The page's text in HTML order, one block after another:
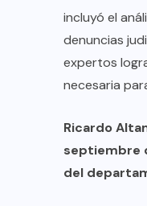
incluyó el
denuncias
expertos
necesaria
Ricardo
septiembre
del